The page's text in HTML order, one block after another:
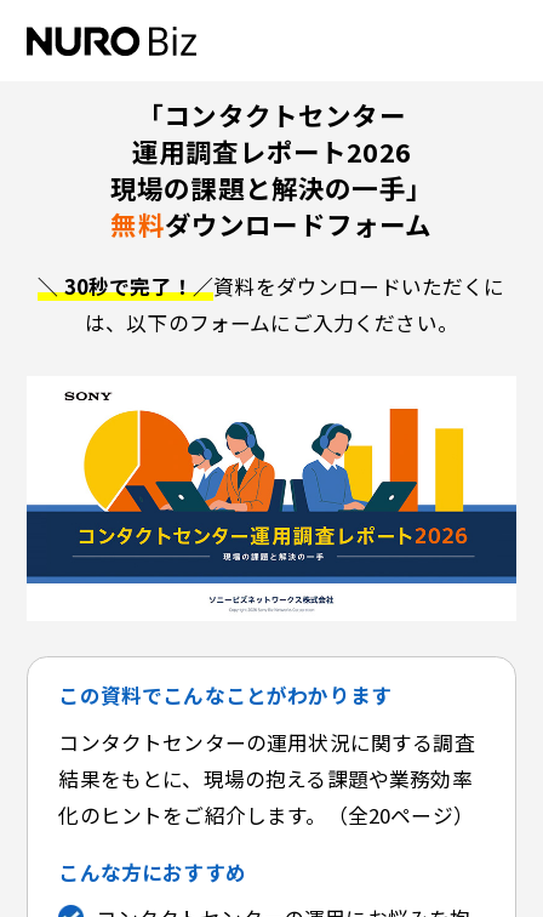
「コンタクトセンター
運用調査レポート2026
現場の課題と解決の一手」
無料ダウンロードフォーム
＼ 30秒で完了！／資料をダウンロードいただくに
は、以下のフォームにご入力ください。
この資料でこんなことがわかります
コンタクトセンターの運用状況に関する調査
結果をもとに、現場の抱える課題や業務効率
化のヒントをご紹介します。（全20ページ）
こんな方におすすめ